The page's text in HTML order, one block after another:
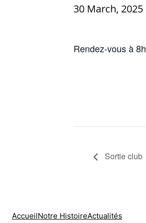
30 March, 2025
Rendez-vous à
Sortie club
AccueilNotre HistoireActualités